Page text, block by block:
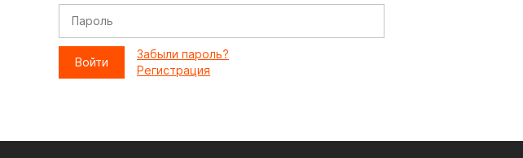
Забыли пароль?
Регистрация